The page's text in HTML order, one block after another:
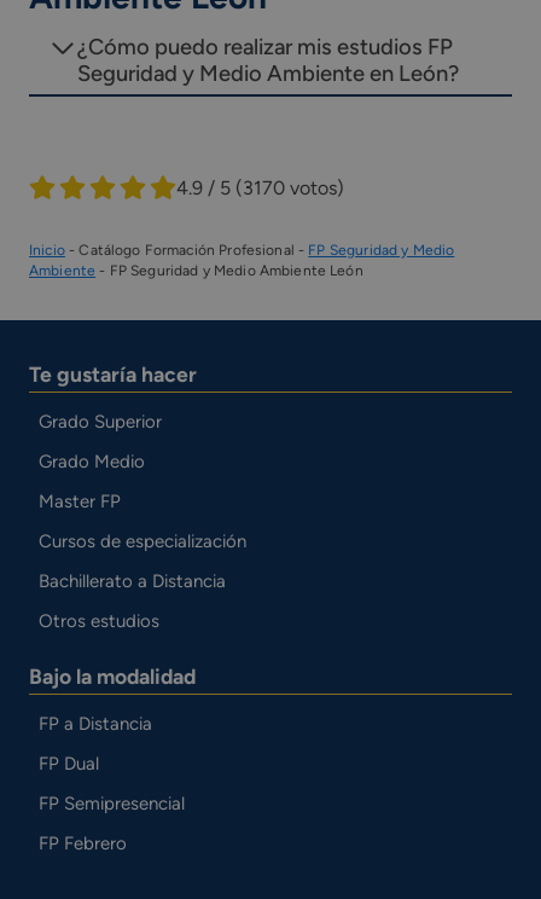
¿Cómo puedo realizar mis estudios FP
Seguridad y Medio Ambiente en León?
4.9 / 5 (3170 votos)
Inicio-Catálogo Formación Profesional - FP Seguridad y Medio
Ambiente - FP Seguridad y Medio Ambiente León
Te gustaría hacer
Grado Superior
Grado Medio
Master FP
Cursos de especialización
Bachillerato a Distancia
Otros estudios
Bajo la modalidad
FP a Distancia
FP Dual
FP Semipresencial
FP Febrero